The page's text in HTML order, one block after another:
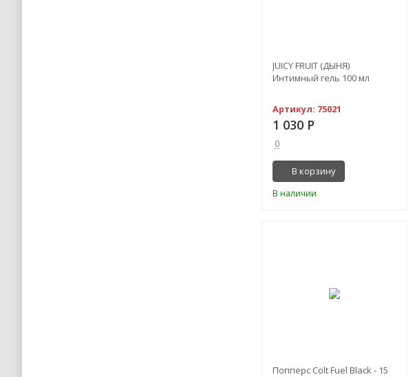
JUICY FRUIT (ДЫНЯ)
Интимный гель 100 мл
Артикул: 75021
1 030 Р
0
В корзину
В наличии
Попперс Colt Fuel Black - 15